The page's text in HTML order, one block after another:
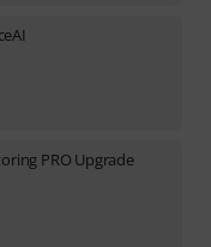
PRO Upgrade